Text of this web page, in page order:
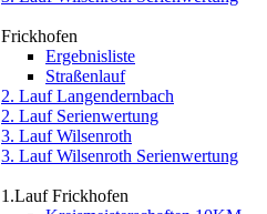
Frickhofen
Ergebnisliste
Straßenlauf
2. Lauf Langendernbach
2. Lauf Serienwertung
3. Lauf Wilsenroth
3. Lauf Wilsenroth Serienwertung
1.Lauf Frickhofen